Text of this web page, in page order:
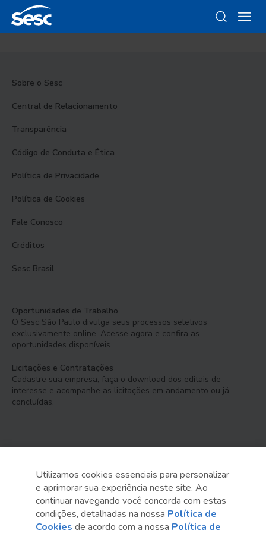
Sobre o Sesc
Central de Relacionamento
Transparência
Código de Conduta e Ética
Política de Privacidade
Política de Cookies
Fale Conosco
Créditos
Sesc Brasil
Oportunidades de Trabalho
O Sesc São Paulo divulga seus processos seletivos
exclusivamente online. Acesse agora e confira as
oportunidades disponíveis.
Licitações e Contratações
Cadastre sua empresa, faça o download dos editais de
interesse e acompanhe as licitações em andamento ou já
concluídas.
Serviço Social do Comércio
Administração Regional no Estado de São Paulo
Utilizamos cookies essenciais para personalizar
e aprimorar sua experiência neste site. Ao
continuar navegando você concorda com estas
condições, detalhadas na nossa Política de
Cookies de acordo com a nossa Política de